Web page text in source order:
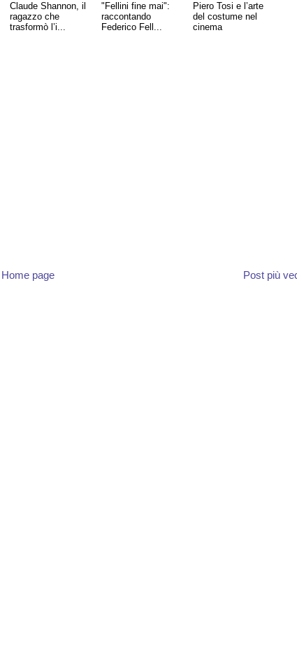
Claude Shannon, il
ragazzo che
trasformò l’i...
"Fellini fine mai":
raccontando
Federico Fell...
Piero Tosi e l’arte
del costume nel
cinema
Post più
Home page